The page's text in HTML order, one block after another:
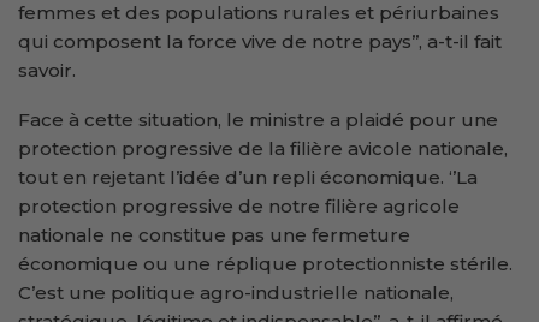
femmes et des populations rurales et périurbaines
qui composent la force vive de notre pays’’, a-t-il fait
savoir.
Face à cette situation, le ministre a plaidé pour une
protection progressive de la filière avicole nationale,
tout en rejetant l’idée d’un repli économique. ‘’La
protection progressive de notre filière agricole
nationale ne constitue pas une fermeture
économique ou une réplique protectionniste stérile.
C’est une politique agro-industrielle nationale,